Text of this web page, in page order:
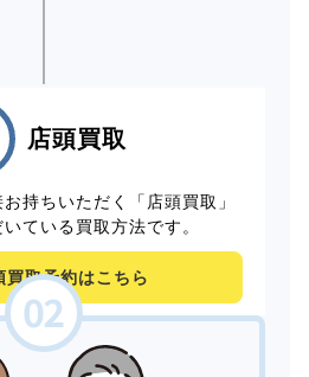
店頭買取
持ちいただく「店頭買取」
ている買取方法です。
買取予約はこちら